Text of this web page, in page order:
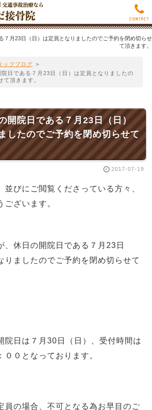
月23日（日）は定員となりましたのでご予約を閉め切らせ
て頂きます。
ッフブログ >
日である７月23日（日）は定員となりましたの
て頂きます。
院日である７月23日（日）
したのでご予約を閉め切らせて
2017-07-19
びにご閲覧くださっている方々、
ございます。
休日の開院日である７月23 日
りましたのでご予約を閉め切らせて
日は７ 月30日（日）、受付時間は
００となっております。
の場合、不可となる為お早目のご
CONTACT